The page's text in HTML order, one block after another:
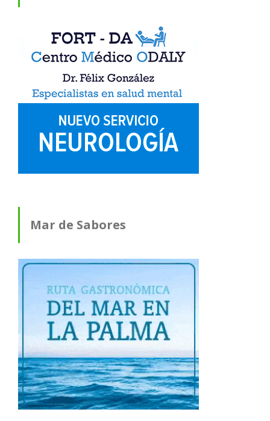
Mar de Sabores